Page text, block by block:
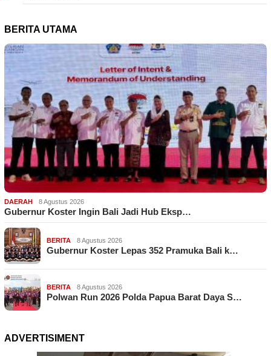
BERITA UTAMA
DAERAH 8 Agustus 2026
Gubernur Koster Ingin Bali Jadi Hub Eksp…
BERITA 8 Agustus 2026
Gubernur Koster Lepas 352 Pramuka Bali k…
BERITA 8 Agustus 2026
Polwan Run 2026 Polda Papua Barat Daya S…
ADVERTISIMENT